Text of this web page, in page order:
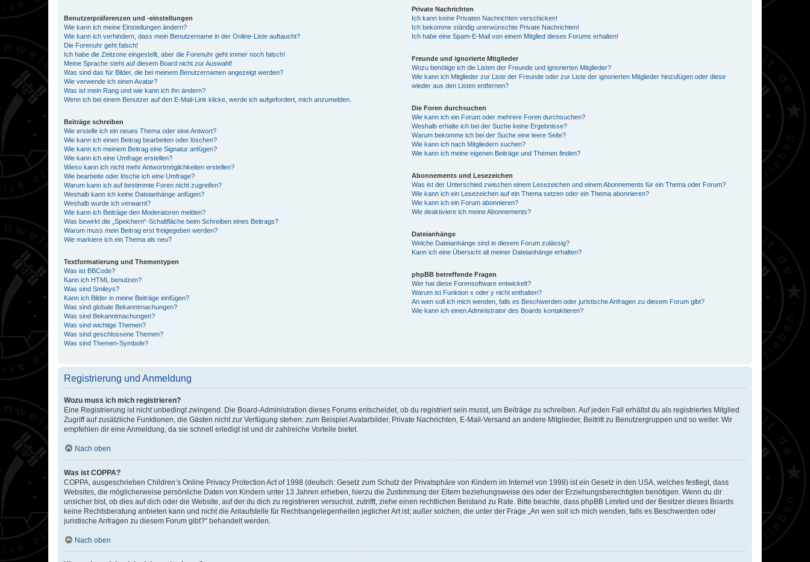
Benutzerpräferenzen und -einstellungen
Wie kann ich meine Einstellungen ändern?
Wie kann ich verhindern, dass mein Benutzername in der Online-Liste auftaucht?
Die Forenuhr geht falsch!
Ich habe die Zeitzone eingestellt, aber die Forenuhr geht immer noch falsch!
Meine Sprache steht auf diesem Board nicht zur Auswahl!
Was sind das für Bilder, die bei meinem Benutzernamen angezeigt werden?
Wie verwende ich einen Avatar?
Was ist mein Rang und wie kann ich ihn ändern?
Wenn ich bei einem Benutzer auf den E-Mail-Link klicke, werde ich aufgefordert, mich anzumelden.
Beiträge schreiben
Wie erstelle ich ein neues Thema oder eine Antwort?
Wie kann ich einen Beitrag bearbeiten oder löschen?
Wie kann ich meinem Beitrag eine Signatur anfügen?
Wie kann ich eine Umfrage erstellen?
Wieso kann ich nicht mehr Antwortmöglichkeiten erstellen?
Wie bearbeite oder lösche ich eine Umfrage?
Warum kann ich auf bestimmte Foren nicht zugreifen?
Weshalb kann ich keine Dateianhänge anfügen?
Weshalb wurde ich verwarnt?
Wie kann ich Beiträge den Moderatoren melden?
Was bewirkt die „Speichern“-Schaltfläche beim Schreiben eines Beitrags?
Warum muss mein Beitrag erst freigegeben werden?
Wie markiere ich ein Thema als neu?
Textformatierung und Thementypen
Was ist BBCode?
Kann ich HTML benutzen?
Was sind Smileys?
Kann ich Bilder in meine Beiträge einfügen?
Was sind globale Bekanntmachungen?
Was sind Bekanntmachungen?
Was sind wichtige Themen?
Was sind geschlossene Themen?
Was sind Themen-Symbole?
Private Nachrichten
Ich kann keine Privaten Nachrichten verschicken!
Ich bekomme ständig unerwünschte Private Nachrichten!
Ich habe eine Spam-E-Mail von einem Mitglied dieses Forums erhalten!
Freunde und ignorierte Mitglieder
Wozu benötige ich die Listen der Freunde und ignorierten Mitglieder?
Wie kann ich Mitglieder zur Liste der Freunde oder zur Liste der ignorierten Mitglieder hinzufügen oder diese
wieder aus den Listen entfernen?
Die Foren durchsuchen
Wie kann ich ein Forum oder mehrere Foren durchsuchen?
Weshalb erhalte ich bei der Suche keine Ergebnisse?
Warum bekomme ich bei der Suche eine leere Seite?
Wie kann ich nach Mitgliedern suchen?
Wie kann ich meine eigenen Beiträge und Themen finden?
Abonnements und Lesezeichen
Was ist der Unterschied zwischen einem Lesezeichen und einem Abonnements für ein Thema oder Forum?
Wie kann ich ein Lesezeichen auf ein Thema setzen oder ein Thema abonnieren?
Wie kann ich ein Forum abonnieren?
Wie deaktiviere ich meine Abonnements?
Dateianhänge
Welche Dateianhänge sind in diesem Forum zulässig?
Kann ich eine Übersicht all meiner Dateianhänge erhalten?
phpBB betreffende Fragen
Wer hat diese Forensoftware entwickelt?
Warum ist Funktion x oder y nicht enthalten?
An wen soll ich mich wenden, falls es Beschwerden oder juristische Anfragen zu diesem Forum gibt?
Wie kann ich einen Administrator des Boards kontaktieren?
Registrierung und Anmeldung
Wozu muss ich mich registrieren?
Eine Registrierung ist nicht unbedingt zwingend. Die Board-Administration dieses Forums entscheidet, ob du registriert sein musst, um Beiträge zu schreiben. Auf jeden Fall erhältst du als registriertes Mitglied
Zugriff auf zusätzliche Funktionen, die Gästen nicht zur Verfügung stehen: zum Beispiel Avatarbilder, Private Nachrichten, E-Mail-Versand an andere Mitglieder, Beitritt zu Benutzergruppen und so weiter. Wir
empfehlen dir eine Anmeldung, da sie schnell erledigt ist und dir zahlreiche Vorteile bietet.
Nach oben
Was ist COPPA?
COPPA, ausgeschrieben Children’s Online Privacy Protection Act of 1998 (deutsch: Gesetz zum Schutz der Privatsphäre von Kindern im Internet von 1998) ist ein Gesetz in den USA, welches festlegt, dass
Websites, die möglicherweise persönliche Daten von Kindern unter 13 Jahren erheben, hierzu die Zustimmung der Eltern beziehungsweise des oder der Erziehungsberechtigten benötigen. Wenn du dir
unsicher bist, ob dies auf dich oder die Website, auf der du dich zu registrieren versuchst, zutrifft, ziehe einen rechtlichen Beistand zu Rate. Bitte beachte, dass phpBB Limited und der Besitzer dieses Boards
keine Rechtsberatung anbieten kann und nicht die Anlaufstelle für Rechtsangelegenheiten jeglicher Art ist; außer solchen, die unter der Frage „An wen soll ich mich wenden, falls es Beschwerden oder
juristische Anfragen zu diesem Forum gibt?“ behandelt werden.
Nach oben